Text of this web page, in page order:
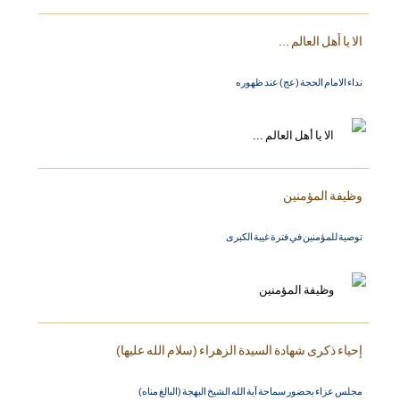
الا يا أهل العالم ...
نداء الامام الحجة (عج) عند ظهوره
وظيفة المؤمنين
توصية للمؤمنين في فترة غيبة الكبرى
إحياء ذكرى شهادة السيدة الزهراء (سلام الله عليها)
مجلس عزاء بحضور سماحة آية الله الشيخ البهجة (البالغ مناه)